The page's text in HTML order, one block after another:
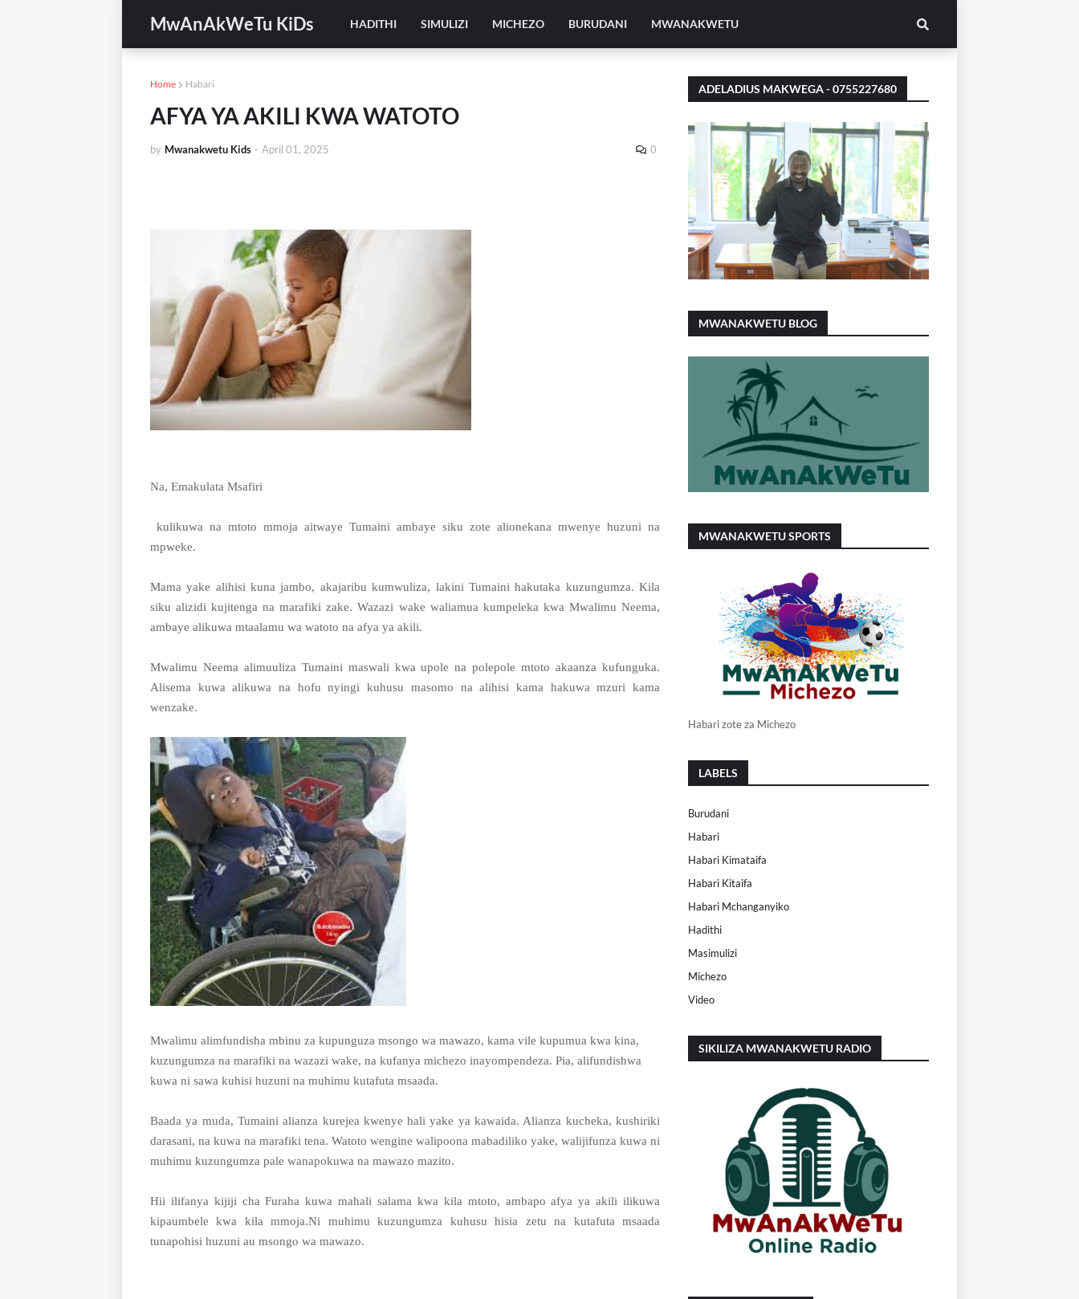
MwAnAkWeTu KiDs HADITHI SIMULIZI MICHEZO BURUDANI MWANAKWETU
Home Habari
AFYA YA AKILI KWA WATOTO
by Mwanakwetu Kids - April 01, 2025 0
Na, Emakulata Msafiri
kulikuwa na mtoto mmoja aitwaye Tumaini ambaye siku zote alionekana mwenye huzuni na
mpweke.
Mama yake alihisi kuna jambo, akajaribu kumwuliza, lakini Tumaini hakutaka kuzungumza. Kila
siku alizidi kujitenga na marafiki zake. Wazazi wake waliamua kumpeleka kwa Mwalimu Neema,
ambaye alikuwa mtaalamu wa watoto na afya ya akili.
Mwalimu Neema alimuuliza Tumaini maswali kwa upole na polepole mtoto akaanza kufunguka.
Alisema kuwa alikuwa na hofu nyingi kuhusu masomo na alihisi kama hakuwa mzuri kama
wenzake.
Mwalimu alimfundisha mbinu za kupunguza msongo wa mawazo, kama vile kupumua kwa kina,
kuzungumza na marafiki na wazazi wake, na kufanya michezo inayompendeza. Pia, alifundishwa
kuwa ni sawa kuhisi huzuni na muhimu kutafuta msaada.
Baada ya muda, Tumaini alianza kurejea kwenye hali yake ya kawaida. Alianza kucheka, kushiriki
darasani, na kuwa na marafiki tena. Watoto wengine walipoona mabadiliko yake, walijifunza kuwa ni
muhimu kuzungumza pale wanapokuwa na mawazo mazito.
Hii ilifanya kijiji cha Furaha kuwa mahali salama kwa kila mtoto, ambapo afya ya akili ilikuwa
kipaumbele kwa kila mmoja.Ni muhimu kuzungumza kuhusu hisia zetu na kutafuta msaada
tunapohisi huzuni au msongo wa mawazo.
ADELADIUS MAKWEGA - 0755227680
MWANAKWETU BLOG
MWANAKWETU SPORTS
Habari zote za Michezo
LABELS
Burudani
Habari
Habari Kimataifa
Habari Kitaifa
Habari Mchanganyiko
Hadithi
Masimulizi
Michezo
Video
SIKILIZA MWANAKWETU RADIO